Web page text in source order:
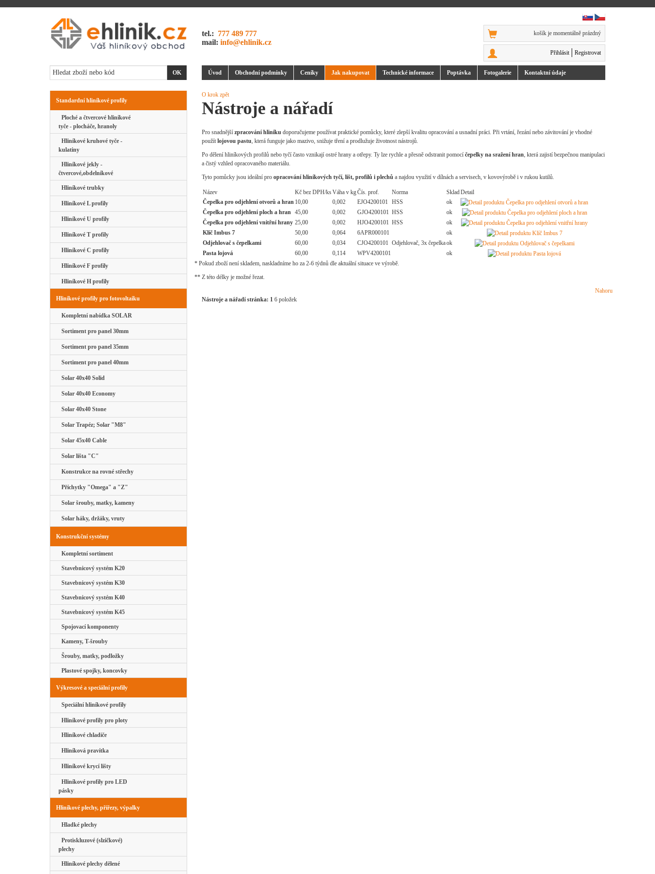
tel.: 777 489 777
mail: info@ehlinik.cz
košík je momentálně prázdný
Přihlásit Registrovat
Úvod Obchodní podmínky Ceníky Jak nakupovat Technické informace Poptávka Fotogalerie Kontaktní údaje
Standardní hliníkové profily
Ploché a čtvercové hliníkové
tyče - plocháče, hranoly
Hliníkové kruhové tyče -
kulatiny
Hliníkové jekly -
čtvercové,obdelníkové
Hliníkové trubky
Hliníkové L profily
Hliníkové U profily
Hliníkové T profily
Hliníkové C profily
Hliníkové F profily
Hliníkové H profily
Hliníkové profily pro fotovoltaiku
Kompletní nabídka SOLAR
Sortiment pro panel 30mm
Sortiment pro panel 35mm
Sortiment pro panel 40mm
Solar 40x40 Solid
Solar 40x40 Economy
Solar 40x40 Stone
Solar Trapéz; Solar "M8"
Solar 45x40 Cable
Solar lišta "C"
Konstrukce na rovné střechy
Příchytky "Omega" a "Z"
Solar šrouby, matky, kameny
Solar háky, držáky, vruty
Konstrukční systémy
Kompletní sortiment
Stavebnicový systém K20
Stavebnicový systém K30
Stavebnicový systém K40
Stavebnicový systém K45
Spojovací komponenty
Kameny, T-šrouby
Šrouby, matky, podložky
Plastové spojky, koncovky
Výkresové a speciální profily
Speciální hliníkové profily
Hliníkové profily pro ploty
Hliníkové chladiče
Hliníková pravítka
Hliníkové krycí lišty
Hliníkové profily pro LED
pásky
Hliníkové plechy, přířezy, výpalky
Hladké plechy
Protiskluzové (slzičkové)
plechy
Hliníkové plechy dělené
O krok zpět
Nástroje a nářadí
Pro snadnější zpracování hliníku doporučujeme používat praktické pomůcky, které zlepší kvalitu opracování a usnadní práci. Při vrtání, řezání nebo závitování je vhodné
použít lojovou pastu, která funguje jako mazivo, snižuje tření a prodlužuje životnost nástrojů.
Po dělení hliníkových profilů nebo tyčí často vznikají ostré hrany a otřepy. Ty lze rychle a přesně odstranit pomocí čepelky na sražení hran, která zajistí bezpečnou manipulaci
a čistý vzhled opracovaného materiálu.
Tyto pomůcky jsou ideální pro opracování hliníkových tyčí, lišt, profilů i plechů a najdou využití v dílnách a servisech, v kovovýrobě i v rukou kutilů.
Název Kč bez DPH/ksVáha v kgČís. prof. Norma SkladDetail
Čepelka pro odjehlení otvorů a hran 10,00 0,002 EJO4200101 HSS
ok
Čepelka pro odjehlení ploch a hran 45,00 0,002 GJO4200101 HSS
ok
Čepelka pro odjehlení vnitřní hrany 25,00 0,002 HJO4200101 HSS
ok
Klíč Imbus 7
50,00 0,064 6APR000101
ok
Odjehlovač s čepelkami
60,00 0,034 CJO4200101 Odjehlovač, 3x čepelkaok
Pasta lojová
60,00 0,114 WPV4200101
ok
* Pokud zboží není skladem, naskladníme ho za 2-6 týdnů dle aktuální situace ve výrobě.
** Z této délky je možné řezat.
Nahoru
Nástroje a nářadí stránka: 1 6 položek